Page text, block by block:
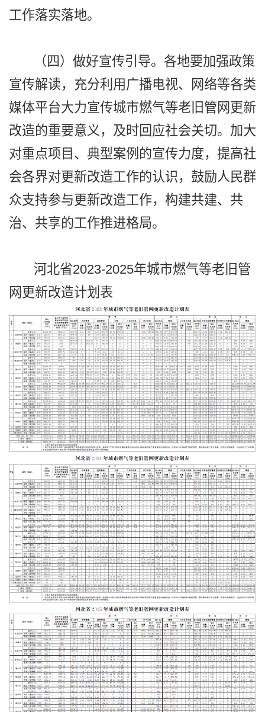
工作落实落地。
（四）做好宣传引导。各地要加强政策
宣传解读，充分利用广播电视、网络等各类
媒体平台大力宣传城市燃气等老旧管网更新
改造的重要意义，及时回应社会关切。加大
对重点项目、典型案例的宣传力度，提高社
会各界对更新改造工作的认识，鼓励人民群
众支持参与更新改造工作，构建共建、共
治、共享的工作推进格局。
河北省2023-2025年城市燃气等老旧管
网更新改造计划表